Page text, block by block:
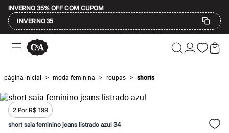
INVERNO 35% OFF COM CUPOM
INVERNO35
Ofertas
Compre por Departamento
Masculino
Infantil
Calçados
Mindse7
Plus Size
Até 20% off
Até 40% off
página inicial > moda feminina > roupas > shorts
2 Por R$ 199
short saia feminino jeans listrado azul 34